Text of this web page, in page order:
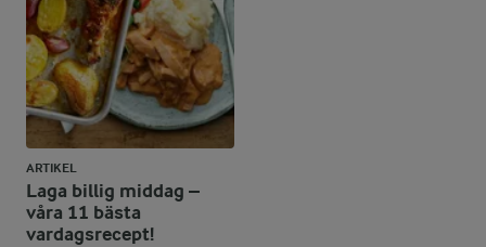
ARTIKEL
Laga billig middag –
våra 11 bästa
vardagsrecept!